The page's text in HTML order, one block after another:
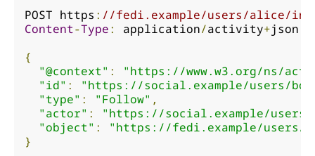
POST https : //fedi.example/users/alice/
Content-Type: application/activity+json
{
"@context" :
"https://www.w3.org/ns/
"id" :
"https://social.example/users/
"type" : "Follow" ,
"actor" :
"https://social.example/users/
"object" :
"https://fedi.example/users/
}